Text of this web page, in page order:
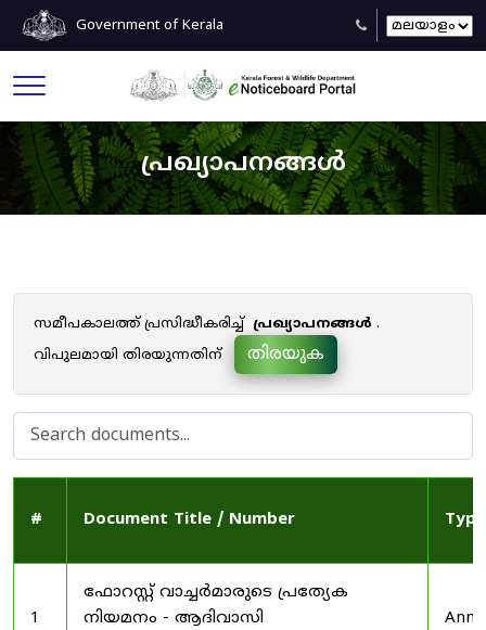
Government of Kerala
പ്രഖ്യാപനങ്ങൾ
സമീപകാലത്ത് പ്രസിദ്ധീകരിച്ച് പ്രഖ്യാപനങ്ങൾ .
വിപുലമായി തിരയുന്നതിന്
തിരയുക
# Document Title / Number Type
1
ഫോറസ്റ്റ് വാച്ചർമാരുടെ പ്രത്യേക
നിയമനം - ആദിവാസി